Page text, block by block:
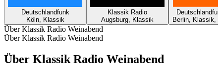
Deutschlandfunk
Köln, Klassik
Klassik Radio
Augsburg, Klassik
Berlin, Klassik,
Über Klassik Radio Weinabend
Über Klassik Radio Weinabend
Über Klassik Radio Weinabend